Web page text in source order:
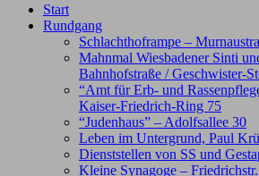
Start
Rundgang
Schlachthoframpe –
Mahnmal Wiesbadener Sinti
Bahnhofstraße / Geschwister-
“Amt für Erb- und
Kaiser-Friedrich-Ring 75
“Judenhaus” – Adolfsallee 30
Leben im Untergrund, Paul
Dienststellen von SS und
Kleine Synagoge –